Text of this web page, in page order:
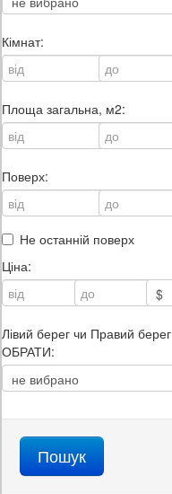
Кімнат:
Площа загальна, м2:
Поверх:
Не останній поверх
Ціна:
Лівий берег чи Правий берег
ОБРАТИ: